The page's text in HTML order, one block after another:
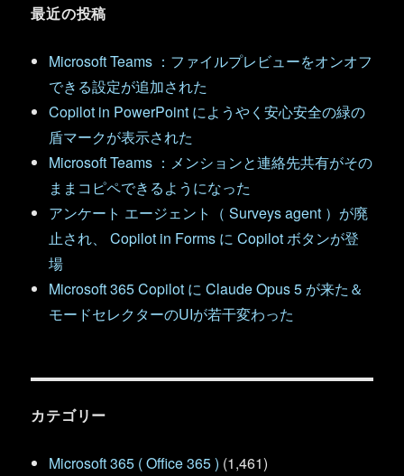
最近の投稿
Microsoft Teams ：ファイルプレビューをオンオフ
できる設定が追加された
Copilot in PowerPoint にようやく安心安全の緑の
盾マークが表示された
Microsoft Teams ：メンションと連絡先共有がその
ままコピペできるようになった
アンケート エージェント（ Surveys agent ）が廃
止され、 Copilot in Forms に Copilot ボタンが登
場
Microsoft 365 Copilot に Claude Opus 5 が来た＆
モードセレクターのUIが若干変わった
カテゴリー
Microsoft 365 ( Office 365 ) (1,461)